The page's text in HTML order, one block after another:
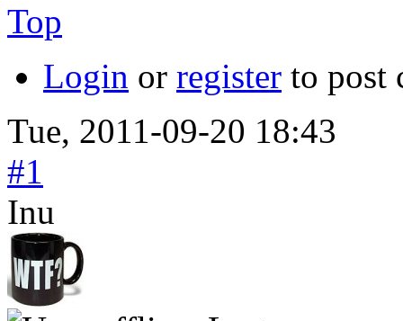
Top
Login or register to post
Tue, 2011-09-20 18:43
#1
Inu